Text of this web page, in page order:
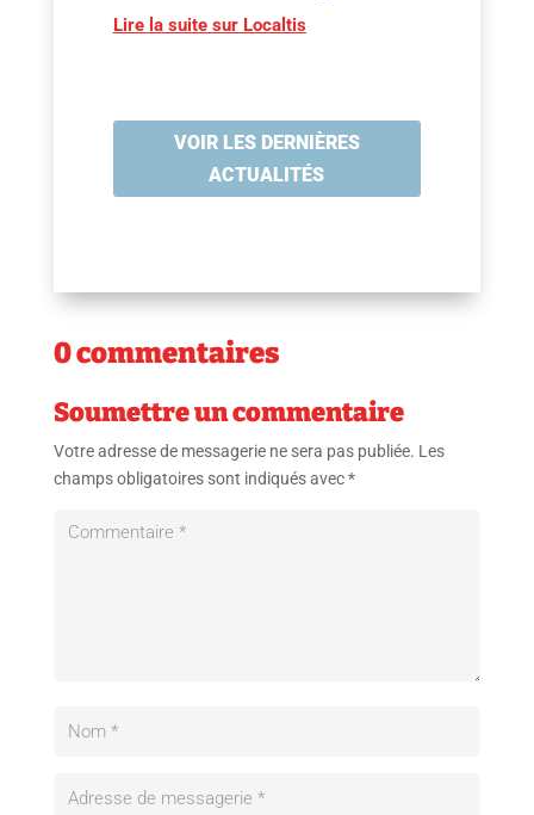
Lire la suite sur Localtis
VOIR LES DERNIÈRES
ACTUALITÉS
0 commentaires
Soumettre un commentaire
Votre adresse de messagerie ne sera pas publiée. Les
champs obligatoires sont indiqués avec*